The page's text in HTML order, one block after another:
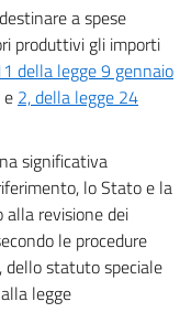
a spese
produttivi gli importi
della legge 9 gennaio
e 2, della legge 24
significativa
lo Stato e la
alla revisione dei
le procedure
statuto speciale
legge